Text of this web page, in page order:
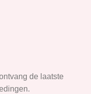
de laatste